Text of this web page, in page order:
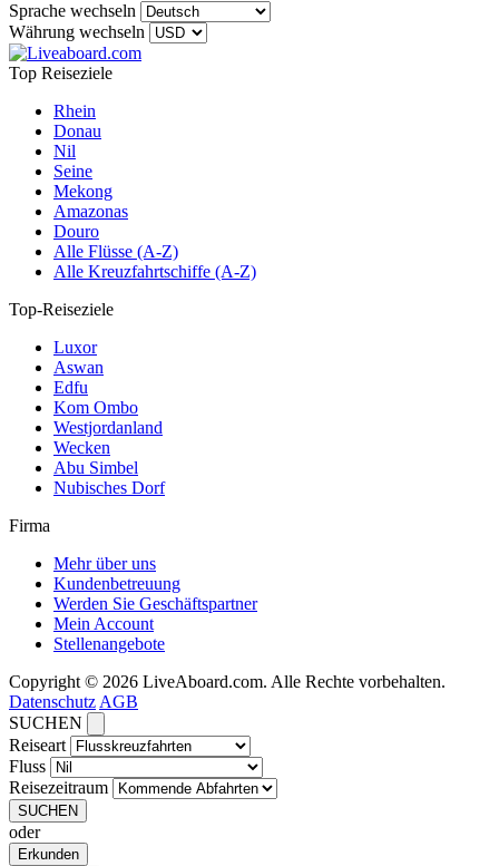
Sprache wechseln
Währung wechseln
Top Reiseziele
Rhein
Donau
Nil
Seine
Mekong
Amazonas
Douro
Alle Flüsse (A-Z)
Alle Kreuzfahrtschiffe (A-Z)
Top-Reiseziele
Luxor
Aswan
Edfu
Kom Ombo
Westjordanland
Wecken
Abu Simbel
Nubisches Dorf
Firma
Mehr über uns
Kundenbetreuung
Werden Sie Geschäftspartner
Mein Account
Stellenangebote
Copyright © 2026 LiveAboard.com. Alle Rechte vorbehalten.
Datenschutz AGB
SUCHEN
Reiseart
Fluss
Reisezeitraum
SUCHEN
oder
Erkunden